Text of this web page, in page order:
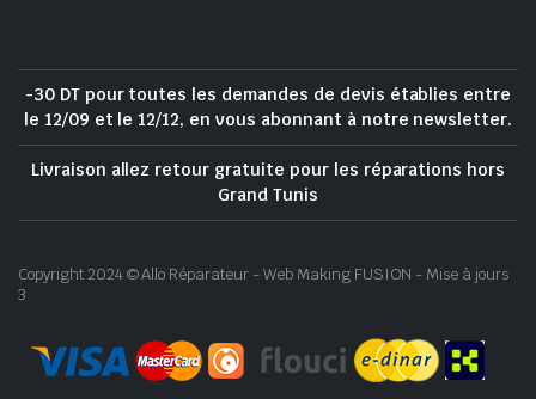
-30 DT pour toutes les demandes de devis établies entre
le 12/09 et le 12/12, en vous abonnant à notre newsletter.
Livraison allez retour gratuite pour les réparations hors
Grand Tunis
Copyright 2024 © Allo Réparateur - Web Making FUSION - Mise à jours
3